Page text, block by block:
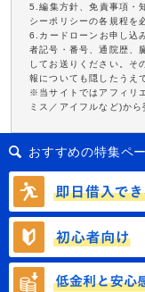
5.編集方針、免責事項・
シーポリシーの各規程を
6.カードローンお申し込
者記号・番号、通院歴、
してお送りください。そ
報についても隠したうえ
※当サイトではアフィリ
ミス／アイフルなど)か
おすすめの特集ペ